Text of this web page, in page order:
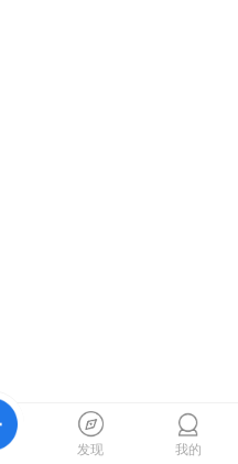
发现 我的